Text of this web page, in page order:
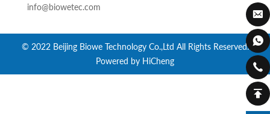
info@biowetec.com
© 2022 Beijing Biowe Technology Co.,Ltd All Rights Reserved.
Powered by HiCheng